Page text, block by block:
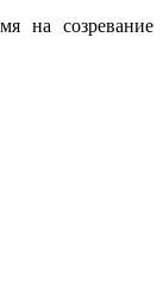
на созревание